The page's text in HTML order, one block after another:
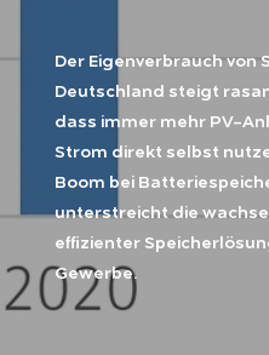
Der Eigenverbrauch von
Deutschland steigt
dass immer mehr PV-
Strom direkt selbst
Boom bei
unterstreicht die
effizienter
Gewerbe.